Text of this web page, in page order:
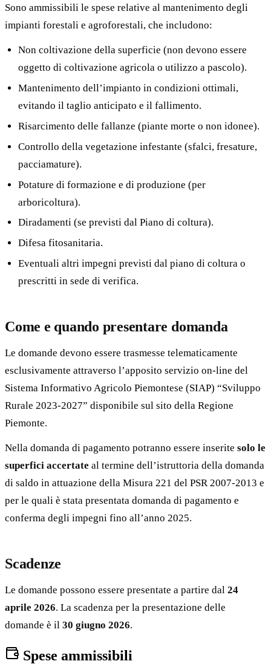
Sono ammissibili le spese relative al mantenimento degli
impianti forestali e agroforestali, che includono:
Non coltivazione della superficie (non devono essere
oggetto di coltivazione agricola o utilizzo a pascolo).
Mantenimento dell’impianto in condizioni ottimali,
evitando il taglio anticipato e il fallimento.
Risarcimento delle fallanze (piante morte o non idonee).
Controllo della vegetazione infestante (sfalci, fresature,
pacciamature).
Potature di formazione e di produzione (per
arboricoltura).
Diradamenti (se previsti dal Piano di coltura).
Difesa fitosanitaria.
Eventuali altri impegni previsti dal piano di coltura o
prescritti in sede di verifica.
Come e quando presentare domanda
Le domande devono essere trasmesse telematicamente
esclusivamente attraverso l’apposito servizio on-line del
Sistema Informativo Agricolo Piemontese (SIAP) “Sviluppo
Rurale 2023-2027” disponibile sul sito della Regione
Piemonte.
Nella domanda di pagamento potranno essere inserite solo le
superfici accertate al termine dell’istruttoria della domanda
di saldo in attuazione della Misura 221 del PSR 2007-2013 e
per le quali è stata presentata domanda di pagamento e
conferma degli impegni fino all’anno 2025.
Scadenze
Le domande possono essere presentate a partire dal 24
aprile 2026. La scadenza per la presentazione delle
domande è il 30 giugno 2026.
Spese ammissibili